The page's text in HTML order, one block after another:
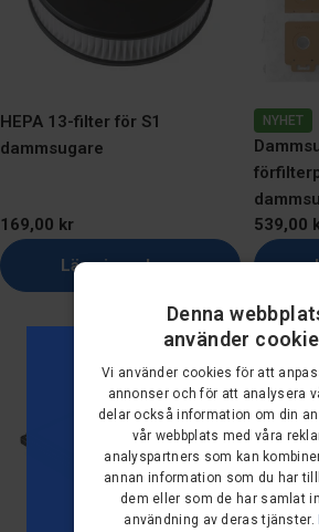
HEPA 13-filter för S1
dammsugare
Ordinarie
pris
169,00 kr
Lägg i varukorg
NYHET
pris
539,00
Denna
använder
Vi använder cookies för att
annonser och för att analysera
delar också information om din
vår webbplats med våra
analyspartners som kan
annan information som du har
dem eller som de har samlat
användning av deras tjänster.
VILL DU HA